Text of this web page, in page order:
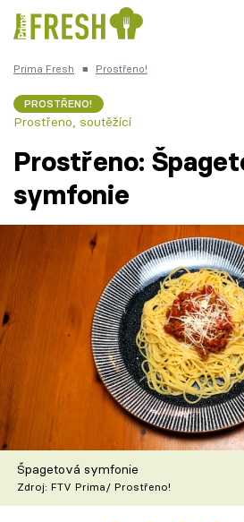
Česká kuchyně
Témata
Recepty
Články
TV Program
Škola vaření
Recepty z TV
Speciál: Cuketa
Prima Fresh ■ Prostřeno!
PROSTŘENO!
Prostřeno, soutěžící
Prostřeno:
symfonie
Špagetová symfonie
Zdroj: FTV Prima/ Prostřeno!